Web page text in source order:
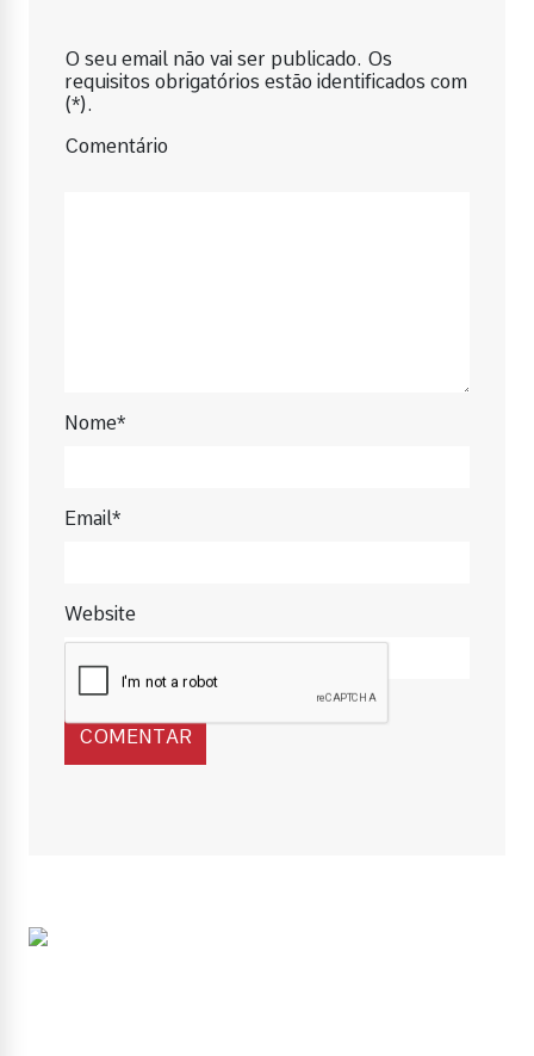
O seu email não vai ser publicado. Os
requisitos obrigatórios estão identificados com
(*).
Comentário
Nome*
Email*
Website